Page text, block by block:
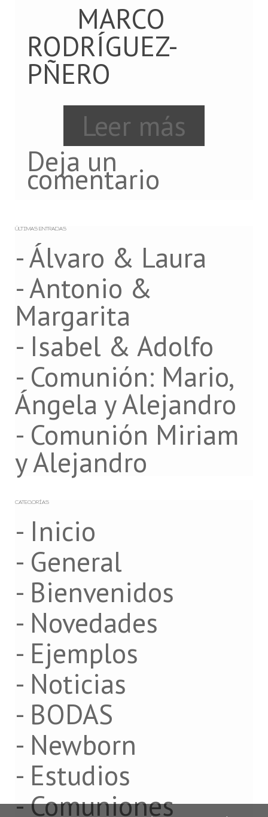
MARCO
RODRÍGUEZ-
PÑERO
Leer más
Deja un
comentario
ÚLTIMAS ENTRADAS
- Álvaro & Laura
- Antonio &
Margarita
- Isabel & Adolfo
- Comunión: Mario,
Ángela y Alejandro
- Comunión Miriam
y Alejandro
CATEGORÍAS
- Inicio
- General
- Bienvenidos
- Novedades
- Ejemplos
- Noticias
- BODAS
- Newborn
- Estudios
- Comuniones